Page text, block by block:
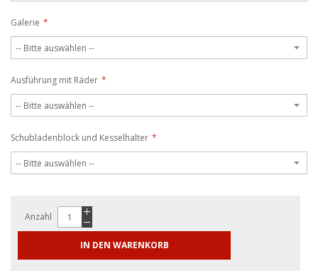
Galerie
Ausführung mit Räder
Schubladenblock und Kesselhalter
Anzahl
IN DEN WARENKORB